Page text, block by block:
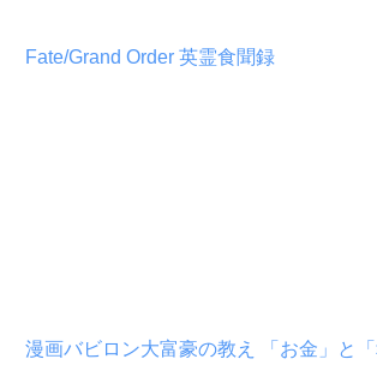
Fate/Grand Order 英霊食聞録
漫画バビロン大富豪の教え 「お金」と